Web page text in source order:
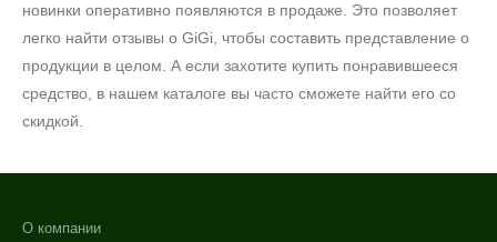
новинки оперативно появляются в продаже. Это позволяет
легко найти отзывы о GiGi , чтобы составить представление о
продукции в целом. А если захотите купить понравившееся
средство, в нашем каталоге вы часто сможете найти его со
скидкой.
О компании